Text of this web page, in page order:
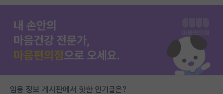
임용 정보 게시판에서 핫한 인기글은?